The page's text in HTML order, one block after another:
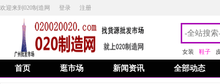
欢迎来到020制造网 登录 注册
女装 鞋子
首页 逛市场 新闻资讯 全部动态